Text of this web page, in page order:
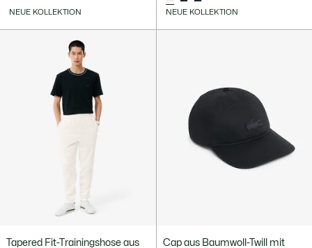
NEUE KOLLEKTION NEUE KOLLEKTION
Tapered Fit-Trainingshose aus
Cap aus Baumwoll-Twill mit